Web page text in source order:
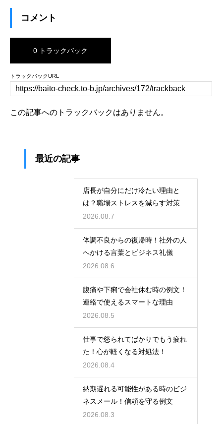
コメント
0 トラックバック
トラックバックURL
この記事へのトラックバックはありません。
最近の記事
店長が自分にだけ冷たい理由と
は？職場ストレスを減らす対策
2026.08.7
体調不良からの復帰時！社外の人
へかける言葉とビジネス礼儀
2026.08.6
腹痛や下痢で会社休む時の例文！
連絡で使えるスマートな理由
2026.08.5
仕事で怒られてばかりでもう疲れ
た！心が軽くなる対処法！
2026.08.4
納期遅れる可能性がある時のビジ
ネスメール！信頼を守る例文
2026.08.3